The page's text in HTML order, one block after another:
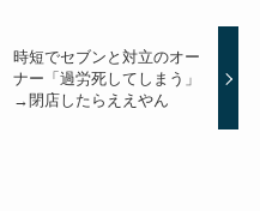
時短でセブンと対立のオー
ナー「過労死してしまう」
→閉店したらええやん